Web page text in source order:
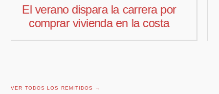
Pedro Aguiar nuevo responsable
comercial para Offcoustic Iberia
VER TODOS LOS REMITIDOS →